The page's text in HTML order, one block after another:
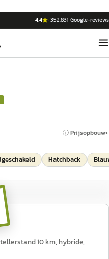
4,4 ·352.831 Google-reviews
ⓘ Prijsopbouw
Hatchback
10 km, hybride,